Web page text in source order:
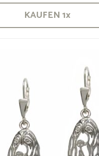
KAUFEN1x